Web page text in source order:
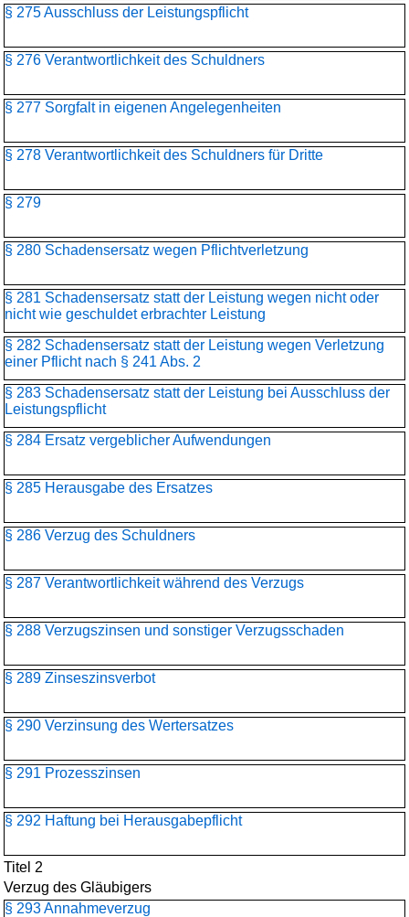
§ 275 Ausschluss der Leistungspflicht
§ 276 Verantwortlichkeit des Schuldners
§ 277 Sorgfalt in eigenen Angelegenheiten
§ 278 Verantwortlichkeit des Schuldners für Dritte
§ 279
§ 280 Schadensersatz wegen Pflichtverletzung
§ 281 Schadensersatz statt der Leistung wegen nicht oder
nicht wie geschuldet erbrachter Leistung
§ 282 Schadensersatz statt der Leistung wegen Verletzung
einer Pflicht nach § 241 Abs. 2
§ 283 Schadensersatz statt der Leistung bei Ausschluss der
Leistungspflicht
§ 284 Ersatz vergeblicher Aufwendungen
§ 285 Herausgabe des Ersatzes
§ 286 Verzug des Schuldners
§ 287 Verantwortlichkeit während des Verzugs
§ 288 Verzugszinsen und sonstiger Verzugsschaden
§ 289 Zinseszinsverbot
§ 290 Verzinsung des Wertersatzes
§ 291 Prozesszinsen
§ 292 Haftung bei Herausgabepflicht
Titel 2
Verzug des Gläubigers
§ 293 Annahmeverzug